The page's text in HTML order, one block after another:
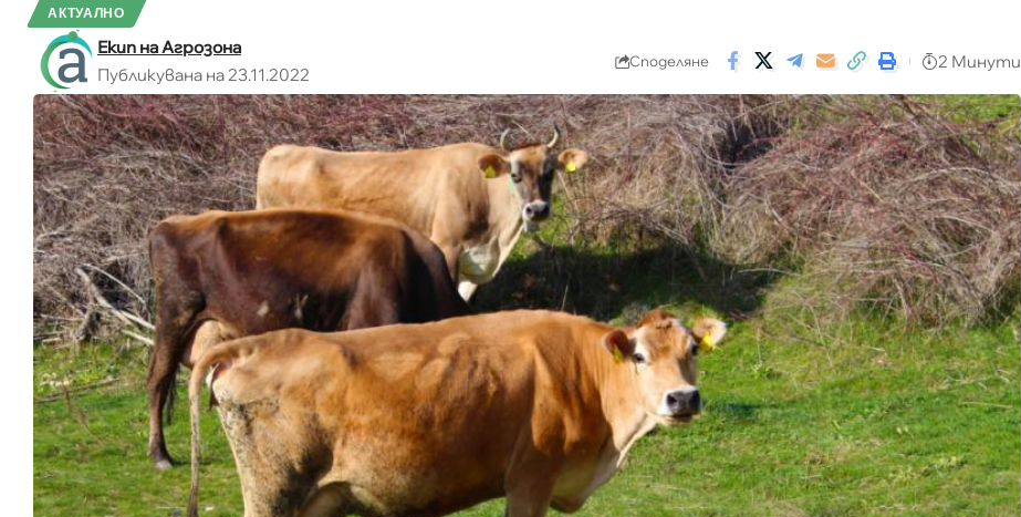
АКТУАЛНО
Екип на Агрозона
Публикувана на 23.11.2022
Споделяне 2 Минути